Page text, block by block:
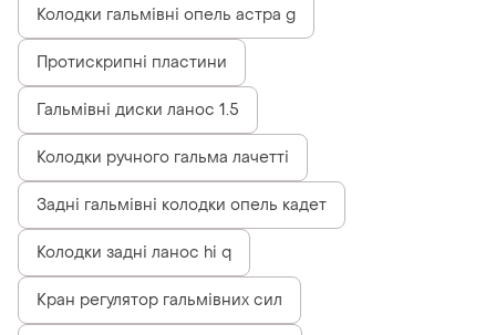
Колодки гальмівні опель астра g
Протискрипні пластини
Гальмівні диски ланос 1.5
Колодки ручного гальма лачетті
Задні гальмівні колодки опель кадет
Колодки задні ланос hi q
Кран регулятор гальмівних сил